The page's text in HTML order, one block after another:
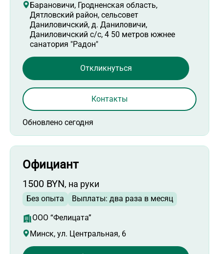
Барановичи, Гродненская область,
Дятловский район, сельсовет
Даниловичский, д. Даниловичи,
Даниловичский с/с, 4 50 метров южнее
санатория "Радон"
Обновлено сегодня
Откликнуться
Контакты
Официант
1500 BYN, на руки
Без опыта Выплаты: два раза в месяц
ООО “Фелицата”
Минск, ул. Центральная, 6